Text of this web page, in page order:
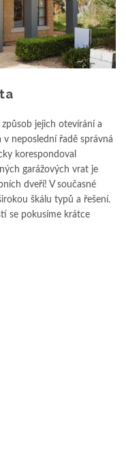
jejich otevírání a
neposlední řadě správná
korespondoval
garážových vrat je
dveří! V současné
škálu typů a řešení.
se pokusíme krátce